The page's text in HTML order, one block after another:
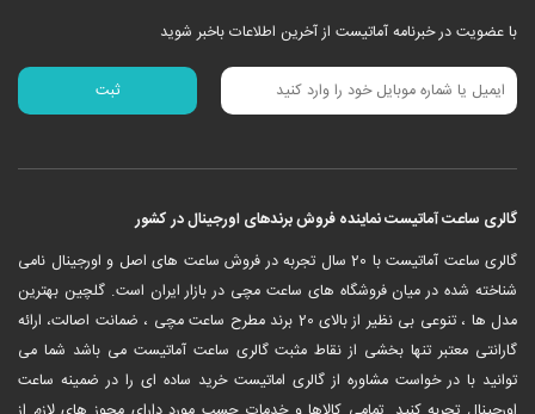
با عضویت در خبرنامه آماتیست از آخرین اطلاعات باخبر شوید
گالری ساعت آماتیست نماینده فروش برندهای اورجینال در کشور
‎گالری ساعت آماتیست با 20 سال تجربه در فروش ساعت های اصل و اورجینال نامی
شناخته شده در میان فروشگاه های ساعت مچی در بازار ایران است. گلچین بهترین
مدل ها ، تنوعی بی نظیر از بالای 20 برند مطرح ساعت مچی ، ضمانت اصالت، ارائه
گارانتی معتبر تنها بخشی از نقاط مثبت گالری ساعت آماتیست می باشد شما می
توانید با در خواست مشاوره از گالری اماتیست خرید ساده ای را در ضمینه ساعت